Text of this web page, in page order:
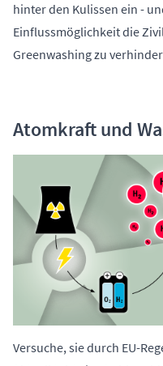
hinter den Kulissen ein -
Einflussmöglichkeit die
Greenwashing zu
Atomkraft und
Versuche, sie durch EU-